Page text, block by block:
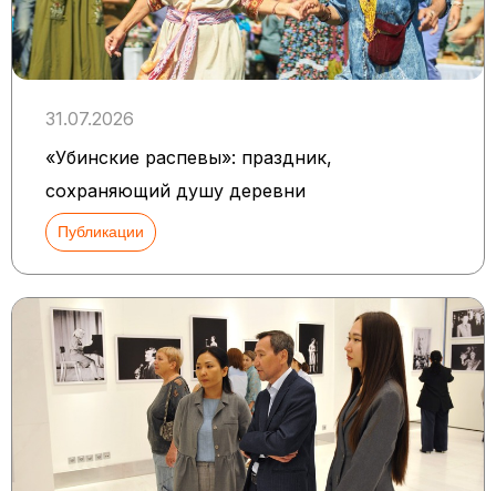
31.07.2026
«Убинские распевы»: праздник,
сохраняющий душу деревни
Публикации